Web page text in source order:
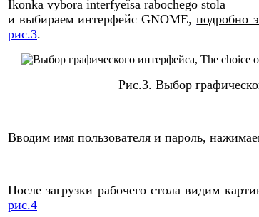
и выбираем интерфейс GNOME,подробно
рис.3.
Рис.3. Выбор
Вводим имя пользователя и пароль,
После загрузки рабочего стола видим
рис.4